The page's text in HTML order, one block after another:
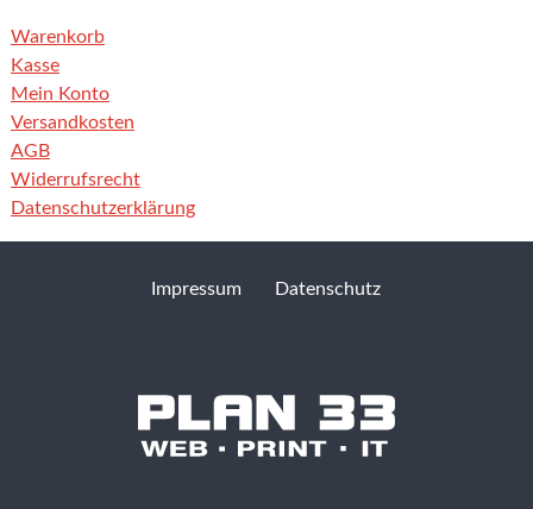
Warenkorb
Kasse
Mein Konto
Versandkosten
AGB
Widerrufsrecht
Datenschutzerklärung
Impressum Datenschutz